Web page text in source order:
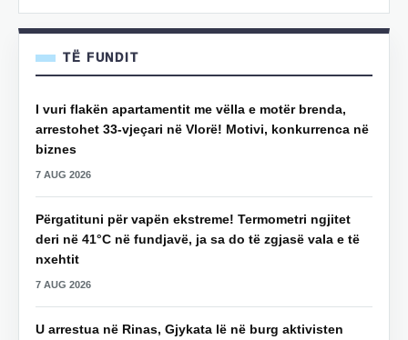
TË FUNDIT
I vuri flakën apartamentit me vëlla e motër brenda,
arrestohet 33-vjeçari në Vlorë! Motivi, konkurrenca në
biznes
7 AUG 2026
Përgatituni për vapën ekstreme! Termometri ngjitet
deri në 41°C në fundjavë, ja sa do të zgjasë vala e të
nxehtit
7 AUG 2026
U arrestua në Rinas, Gjykata lë në burg aktivisten